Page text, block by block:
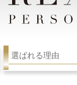
選ばれる理由